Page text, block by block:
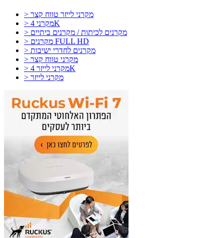
> מקרני לייזר טווח קצר
> מקרני 4K
> מקרנים לכיתות / מקרנים ביתיים
> מקרנים FULL HD
> מקרנים לחדרי ישיבות
> מקרני טווח קצר
> מקרני לייזר 4K
> מקרני לייזר